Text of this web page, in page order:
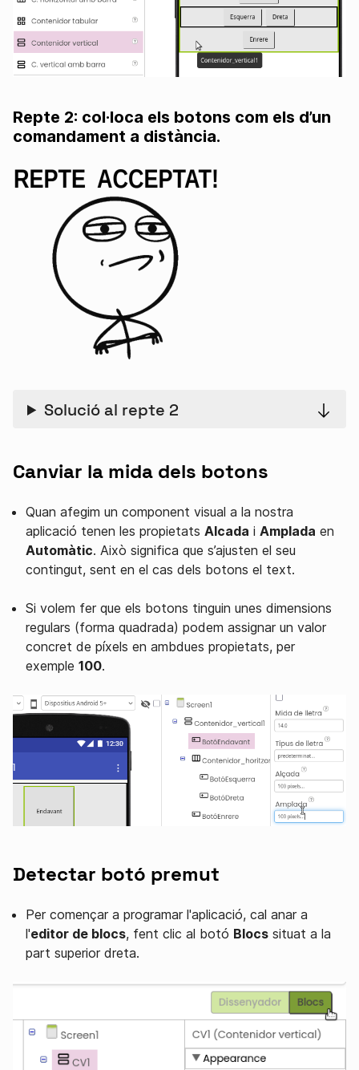
Repte 2: col·loca els botons com els d’un
comandament a distància.
Solució al repte 2
Canviar la mida dels botons
Quan afegim un component visual a la nostra
aplicació tenen les propietats Alcada i Amplada en
Automàtic. Això significa que s’ajusten el seu
contingut, sent en el cas dels botons el text.
Si volem fer que els botons tinguin unes dimensions
regulars (forma quadrada) podem assignar un valor
concret de píxels en ambdues propietats, per
exemple 100.
Detectar botó premut
Per començar a programar l'aplicació, cal anar a
l'editor de blocs, fent clic al botó Blocs situat a la
part superior dreta.